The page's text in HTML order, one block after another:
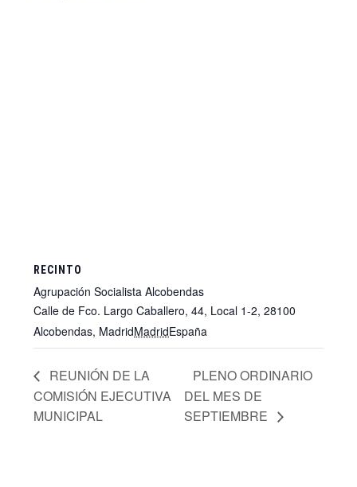
RECINTO
Agrupación Socialista Alcobendas
Calle de Fco. Largo Caballero, 44, Local 1-2, 28100
Alcobendas, MadridMadridEspaña
REUNIÓN DE LA
COMISIÓN EJECUTIVA
MUNICIPAL
PLENO ORDINARIO
DEL MES DE
SEPTIEMBRE